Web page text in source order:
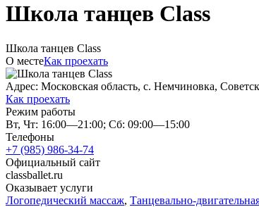
Школа танцев Class
Школа танцев Class
О местеКак проехать
Адрес: Московская область, с. Немчиновка,
Как проехать
Режим работы
Вт, Чт: 16:00—21:00; Сб: 09:00—15:00
Телефоны
+7 (985) 986-34-74
Официальный сайт
classballet.ru
Оказывает услуги
Логопедический массаж, Танцевально-